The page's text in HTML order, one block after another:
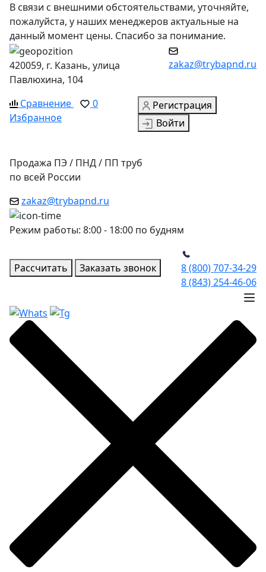
В связи с внешними обстоятельствами, уточняйте,
пожалуйста, у наших менеджеров актуальные на
данный момент цены. Спасибо за понимание.
420059, г. Казань, улица
Павлюхина, 104
zakaz@trybapnd.ru
Сравнение
0
Избранное
Регистрация
Войти
Продажа ПЭ / ПНД / ПП труб
по всей России
zakaz@trybapnd.ru
Режим работы: 8:00 - 18:00 по будням
Рассчитать Заказать звонок
8 (800) 707-34-29
8 (843) 254-46-06